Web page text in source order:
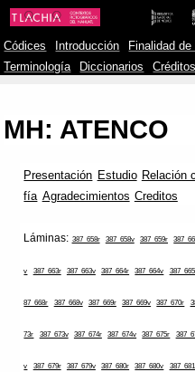
Códices Introducción Finalidad
Terminología
Diccionarios Créditos
MH: ATENCO
Presentación Estudio Relación
fía Agradecimientos Creditos
Láminas: 387_658r 387_658v 387_659r
v 387_663r 387_663v 387_664r 387_664v
87_668r 387_668v 387_669r 387_669v 387_670r
73r 387_673v 387_674r 387_674v 387_675r
v 387_679r 387_679v 387_680r 387_680v